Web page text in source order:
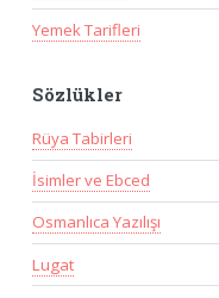
Yemek Tarifleri
Sözlükler
Rüya Tabirleri
İsimler ve Ebced
Osmanlıca Yazılışı
Lugat